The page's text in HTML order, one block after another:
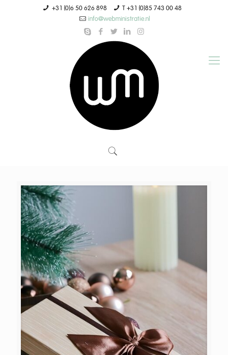
+31 (0)6 50 626 898
T +31 (0)85 743 00 48
info@webministratie.nl